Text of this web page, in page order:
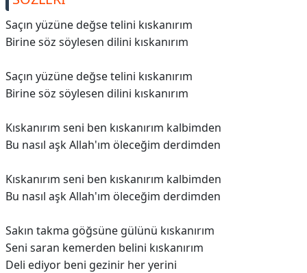
Saçın yüzüne değse telini kıskanırım
Birine söz söylesen dilini kıskanırım
Saçın yüzüne değse telini kıskanırım
Birine söz söylesen dilini kıskanırım
Kıskanırım seni ben kıskanırım kalbimden
Bu nasıl aşk Allah'ım öleceğim derdimden
Kıskanırım seni ben kıskanırım kalbimden
Bu nasıl aşk Allah'ım öleceğim derdimden
Sakın takma göğsüne gülünü kıskanırım
Seni saran kemerden belini kıskanırım
Deli ediyor beni gezinir her yerini